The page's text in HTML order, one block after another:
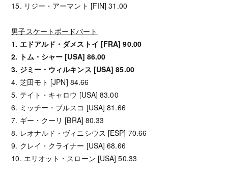
15. リジー・アーマント [FIN] 31.00
男子スケートボードバート
1. エドアルド・ダメストイ [FRA] 90.00
2. トム・シャー [USA] 86.00
3. ジミー・ウィルキンス [USA] 85.00
4. 芝田モト [JPN] 84.66
5. テイト・キャロウ [USA] 83.00
6. ミッチー・ブルスコ [USA] 81.66
7. ギー・クーリ [BRA] 80.33
8. レオナルド・ヴィニシウス [ESP] 70.66
9. クレイ・クライナー [USA] 68.66
10. エリオット・スローン [USA] 50.33